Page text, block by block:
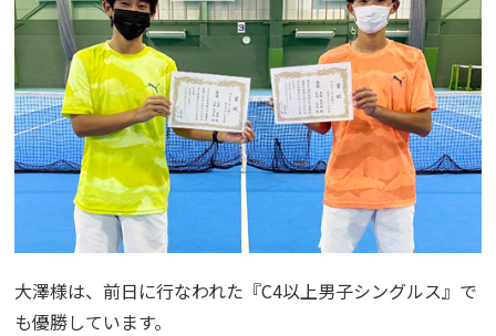
大澤様は、前日に行なわれた『C4以上男子シングルス』で
も優勝しています。